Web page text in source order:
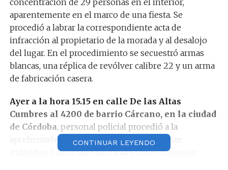
concentración de 29 personas en el interior,
aparentemente en el marco de una fiesta. Se
procedió a labrar la correspondiente acta de
infracción al propietario de la morada y al desalojo
del lugar. En el procedimiento se secuestró armas
blancas, una réplica de revólver calibre 22 y un arma
de fabricación casera.
Ayer a la hora 15.15 en calle De las Altas
Cumbres al 4200 de barrio Cárcano, en la ciudad
de Córdoba, personal policial procedió a la
aprehensión de un hombre de 32 años. Este
individuo habría sido sindicado como supuesto
CONTINUAR LEYENDO